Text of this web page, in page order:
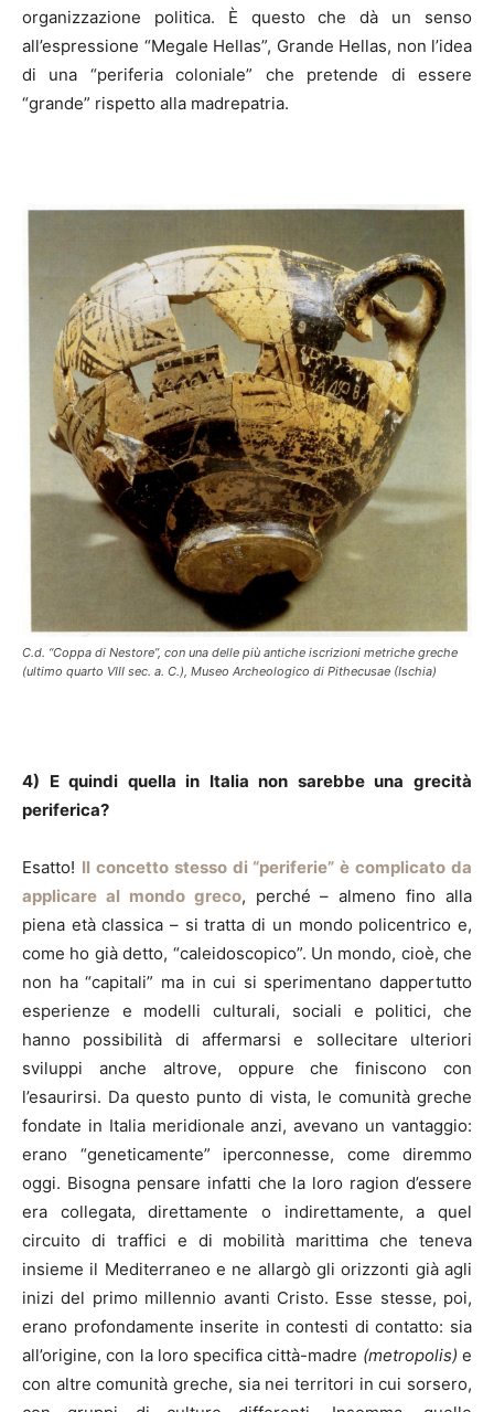
organizzazione politica. È questo che dà un senso
all’espressione “Megale Hellas”, Grande Hellas, non l’idea
di una “periferia coloniale” che pretende di essere
“grande” rispetto alla madrepatria.
C.d. “Coppa di Nestore”, con una delle più antiche iscrizioni metriche greche
(ultimo quarto VIII sec. a. C.), Museo Archeologico di Pithecusae (Ischia)
4) E quindi quella in Italia non sarebbe una grecità
periferica?
Esatto! Il concetto stesso di “periferie” è complicato da
applicare al mondo greco, perché – almeno fino alla
piena età classica – si tratta di un mondo policentrico e,
come ho già detto, “caleidoscopico”. Un mondo, cioè, che
non ha “capitali” ma in cui si sperimentano dappertutto
esperienze e modelli culturali, sociali e politici, che
hanno possibilità di affermarsi e sollecitare ulteriori
sviluppi anche altrove, oppure che finiscono con
l’esaurirsi. Da questo punto di vista, le comunità greche
fondate in Italia meridionale anzi, avevano un vantaggio:
erano “geneticamente” iperconnesse, come diremmo
oggi. Bisogna pensare infatti che la loro ragion d’essere
era collegata, direttamente o indirettamente, a quel
circuito di traffici e di mobilità marittima che teneva
insieme il Mediterraneo e ne allargò gli orizzonti già agli
inizi del primo millennio avanti Cristo. Esse stesse, poi,
erano profondamente inserite in contesti di contatto: sia
all’origine, con la loro specifica città-madre (metropolis)e
con altre comunità greche, sia nei territori in cui sorsero,